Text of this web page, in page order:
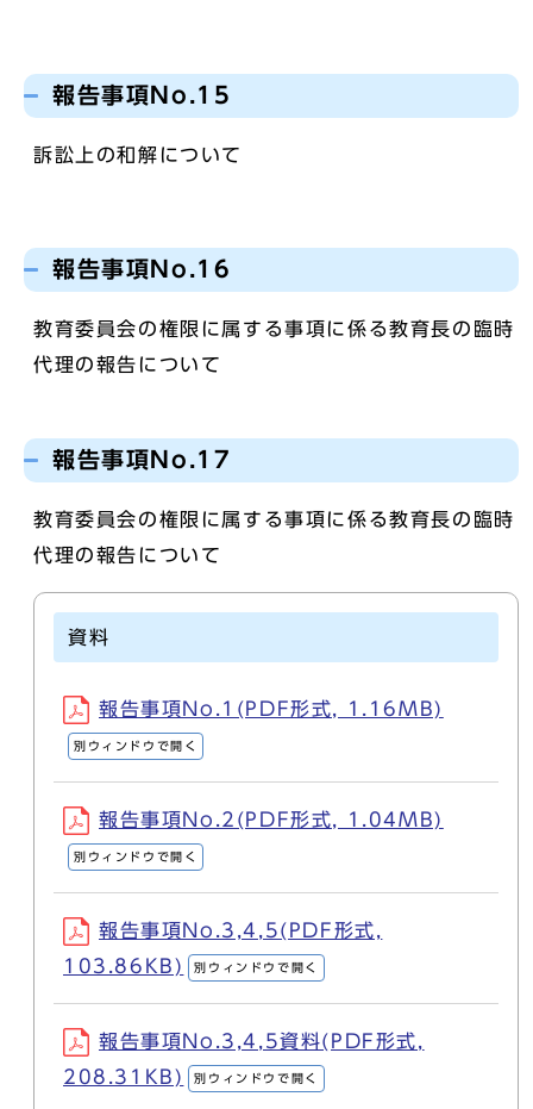
報告事項No.15
訴訟上の和解について
報告事項No.16
教育委員会の権限に属する事項に係る教育長の臨時
代理の報告について
報告事項No.17
教育委員会の権限に属する事項に係る教育長の臨時
代理の報告について
資料
報告事項No.1(PDF形式, 1.16MB)
別ウィンドウで開く
報告事項No.2(PDF形式, 1.04MB)
別ウィンドウで開く
報告事項No.3,4,5(PDF形式,
103.86KB)
別ウィンドウで開く
報告事項No.3,4,5資料(PDF形式,
208.31KB)
別ウィンドウで開く